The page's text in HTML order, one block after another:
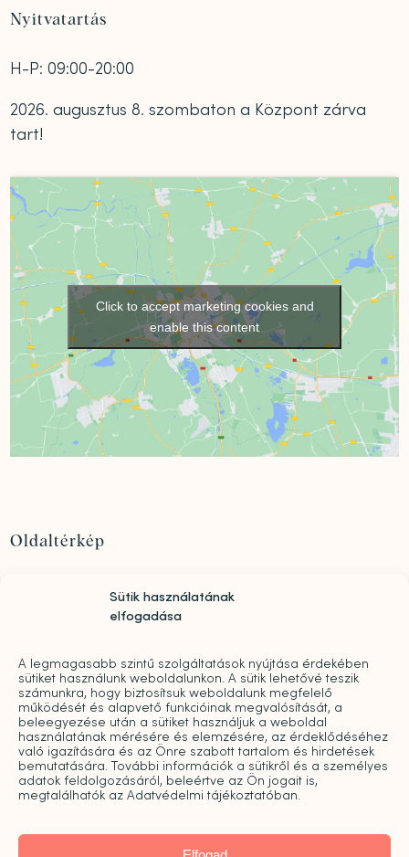
Sütik használatának
elfogadása
A legmagasabb szintű szolgáltatások nyújtása érdekében
sütiket használunk weboldalunkon. A sütik lehetővé teszik
számunkra, hogy biztosítsuk weboldalunk megfelelő
működését és alapvető funkcióinak megvalósítását, a
beleegyezése után a sütiket használjuk a weboldal
használatának mérésére és elemzésére, az érdeklődéséhez
való igazítására és az Önre szabott tartalom és hirdetések
bemutatására. További információk a sütikről és a személyes
adatok feldolgozásáról, beleértve az Ön jogait is,
megtalálhatók az Adatvédelmi tájékoztatóban.
Nyitvatartás
H-P: 09:00-20:00
2026. augusztus 8. szombaton a Központ zárva
tart!
Click to accept marketing cookies and
enable this content
Oldaltérkép
Szolgáltatások
díjazására
Sajtó
Pro bono
Árak
Kapcsolat
Galéria
Karrier